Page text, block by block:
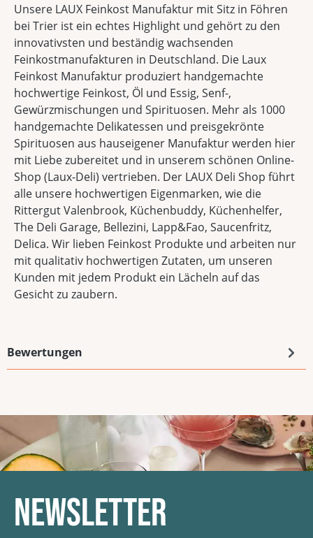
Unsere LAUX Feinkost Manufaktur mit Sitz in Föhren
bei Trier ist ein echtes Highlight und gehört zu den
innovativsten und beständig wachsenden
Feinkostmanufakturen in Deutschland. Die Laux
Feinkost Manufaktur produziert handgemachte
hochwertige Feinkost, Öl und Essig, Senf-,
Gewürzmischungen und Spirituosen. Mehr als 1000
handgemachte Delikatessen und preisgekrönte
Spirituosen aus hauseigener Manufaktur werden hier
mit Liebe zubereitet und in unserem schönen Online-
Shop (Laux-Deli) vertrieben. Der LAUX Deli Shop führt
alle unsere hochwertigen Eigenmarken, wie die
Rittergut Valenbrook, Küchenbuddy, Küchenhelfer,
The Deli Garage, Bellezini, Lapp&Fao, Saucenfritz,
Delica. Wir lieben Feinkost Produkte und arbeiten nur
mit qualitativ hochwertigen Zutaten, um unseren
Kunden mit jedem Produkt ein Lächeln auf das
Gesicht zu zaubern.
Bewertungen
Newsletter